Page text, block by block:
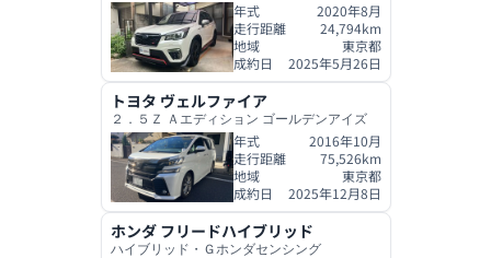
年式
2020年8月
走行距離
24,794km
地域
東京都
成約日
2025年5月26日
トヨタ ヴェルファイア
２．５Ｚ Ａエディション ゴールデンアイズ
年式
2016年10月
走行距離
75,526km
地域
東京都
成約日
2025年12月8日
ホンダ フリードハイブリッド
ハイブリッド・Ｇホンダセンシング